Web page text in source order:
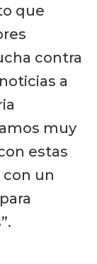
que
contra
a
muy
estas
un